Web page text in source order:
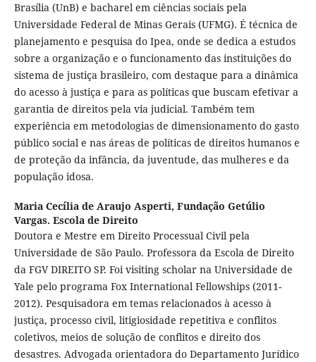
Brasília (UnB) e bacharel em ciências sociais pela
Universidade Federal de Minas Gerais (UFMG). É técnica de
planejamento e pesquisa do Ipea, onde se dedica a estudos
sobre a organização e o funcionamento das instituições do
sistema de justiça brasileiro, com destaque para a dinâmica
do acesso à justiça e para as políticas que buscam efetivar a
garantia de direitos pela via judicial. Também tem
experiência em metodologias de dimensionamento do gasto
público social e nas áreas de políticas de direitos humanos e
de proteção da infância, da juventude, das mulheres e da
população idosa.
Maria Cecília de Araujo Asperti, Fundação Getúlio
Vargas. Escola de Direito
Doutora e Mestre em Direito Processual Civil pela
Universidade de São Paulo. Professora da Escola de Direito
da FGV DIREITO SP. Foi visiting scholar na Universidade de
Yale pelo programa Fox International Fellowships (2011-
2012). Pesquisadora em temas relacionados à acesso à
justiça, processo civil, litigiosidade repetitiva e conflitos
coletivos, meios de solução de conflitos e direito dos
desastres. Advogada orientadora do Departamento Jurídico